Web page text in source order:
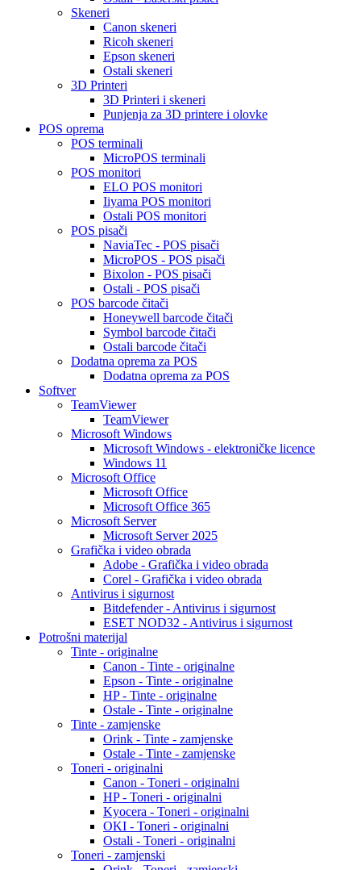
Skeneri
Canon skeneri
Ricoh skeneri
Epson skeneri
Ostali skeneri
3D Printeri
3D Printeri i skeneri
Punjenja za 3D printere i olovke
POS oprema
POS terminali
MicroPOS terminali
POS monitori
ELO POS monitori
Iiyama POS monitori
Ostali POS monitori
POS pisači
NaviaTec - POS pisači
MicroPOS - POS pisači
Bixolon - POS pisači
Ostali - POS pisači
POS barcode čitači
Honeywell barcode čitači
Symbol barcode čitači
Ostali barcode čitači
Dodatna oprema za POS
Dodatna oprema za POS
Softver
TeamViewer
TeamViewer
Microsoft Windows
Microsoft Windows - elektroničke licence
Windows 11
Microsoft Office
Microsoft Office
Microsoft Office 365
Microsoft Server
Microsoft Server 2025
Grafička i video obrada
Adobe - Grafička i video obrada
Corel - Grafička i video obrada
Antivirus i sigurnost
Bitdefender - Antivirus i sigurnost
ESET NOD32 - Antivirus i sigurnost
Potrošni materijal
Tinte - originalne
Canon - Tinte - originalne
Epson - Tinte - originalne
HP - Tinte - originalne
Ostale - Tinte - originalne
Tinte - zamjenske
Orink - Tinte - zamjenske
Ostale - Tinte - zamjenske
Toneri - originalni
Canon - Toneri - originalni
HP - Toneri - originalni
Kyocera - Toneri - originalni
OKI - Toneri - originalni
Ostali - Toneri - originalni
Toneri - zamjenski